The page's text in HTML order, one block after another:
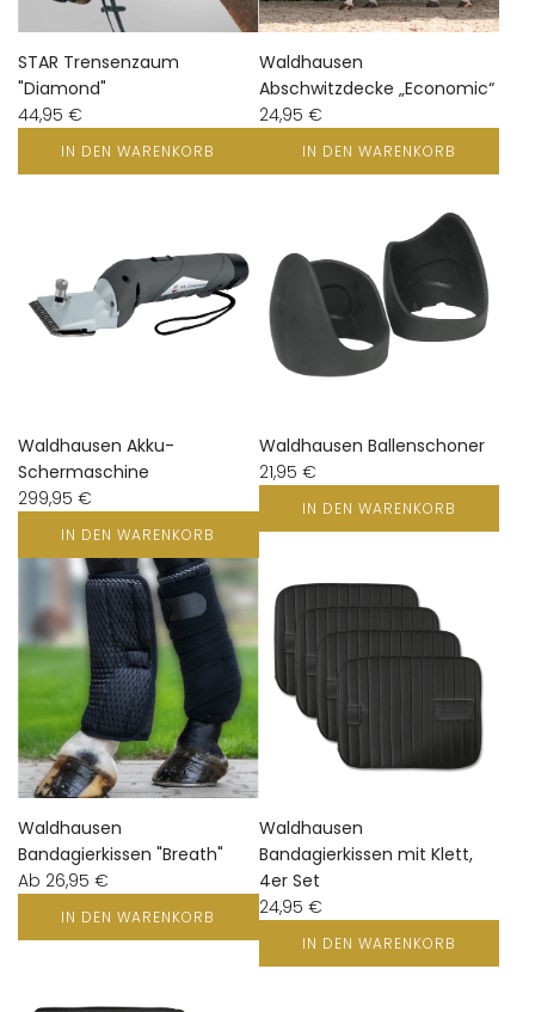
STAR Trensenzaum
"Diamond"
44,95 €
IN DEN WARENKORB
Waldhausen
Abschwitzdecke „Economic“
24,95 €
IN DEN WARENKORB
Waldhausen Akku-
Schermaschine
299,95 €
IN DEN WARENKORB
Waldhausen Ballenschoner
21,95 €
IN DEN WARENKORB
Waldhausen
Bandagierkissen "Breath"
Ab 26,95 €
IN DEN WARENKORB
Waldhausen
Bandagierkissen mit Klett,
4er Set
24,95 €
IN DEN WARENKORB